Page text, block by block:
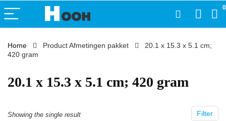
0
Home Product Afmetingen pakket
‎20.1 x 15.3 x 5.1 cm;
420 gram
‎20.1 x 15.3 x 5.1 cm; 420 gram
Filter
Showing the single result